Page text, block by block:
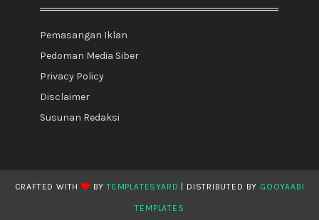
Pemasangan Iklan
Pedoman Media Siber
Privacy Policy
Disclaimer
Susunan Redaksi
CRAFTED WITH BYTEMPLATESYARD | DISTRIBUTED BY GOOYAABI
TEMPLATES